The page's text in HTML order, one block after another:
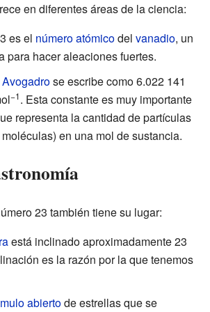
en diferentes áreas de la ciencia:
es el número atómicodel vanadio, un
para hacer aleaciones fuertes.
se escribe como 6.022 141
−1. Esta constante es muy importante
representa la cantidad de partículas
en una mol de sustancia.
23 también tiene su lugar:
está inclinado aproximadamente 23
es la razón por la que tenemos
abiertode estrellas que se